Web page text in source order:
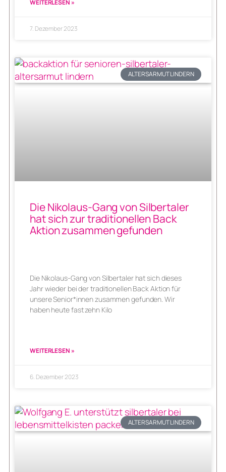
WEITERLESEN »
7. Dezember 2023
ALTERSARMUT LINDERN
Die Nikolaus-Gang von Silbertaler
hat sich zur traditionellen Back
Aktion zusammen gefunden
Die Nikolaus-Gang von Silbertaler hat sich dieses
Jahr wieder bei der traditionellen Back Aktion für
unsere Senior*innen zusammen gefunden. Wir
haben heute fast zehn Kilo
WEITERLESEN »
6. Dezember 2023
ALTERSARMUT LINDERN